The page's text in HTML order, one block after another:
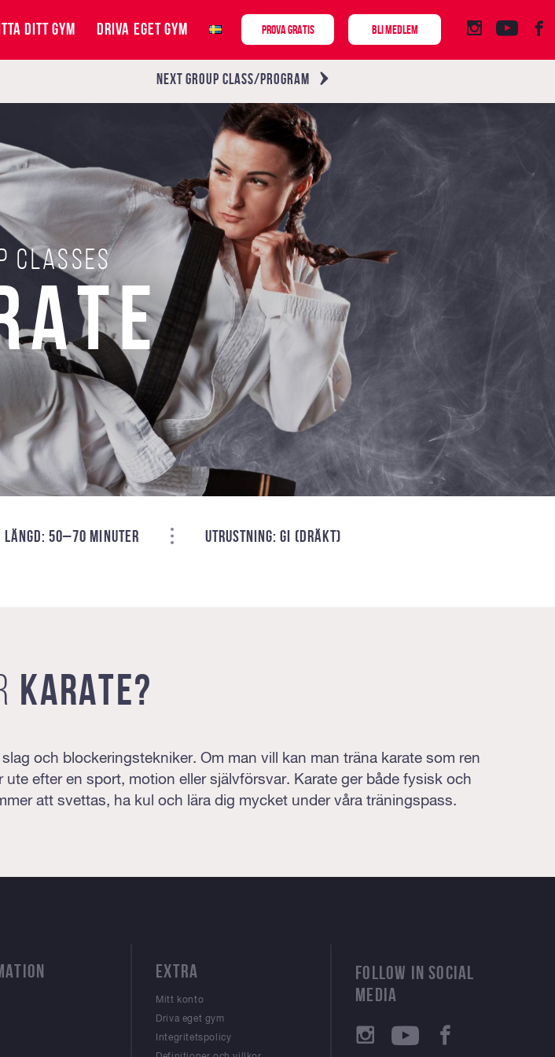
DITT GYM DRIVA EGET GYM PROVA GRATIS BLI MEDLEM
NEXTGROUP CLASS/PROGRAM
classes
LÄNGD: 50–70 MINUTER UTRUSTNING: GI (DRÄKT)
KARATE?
och blockeringstekniker. Om man vill kan man träna karate som ren
efter en sport, motion eller självförsvar. Karate ger både fysisk och
att svettas, ha kul och lära dig mycket under våra träningspass.
EXTRA
Mitt konto
Driva eget gym
Integritetspolicy
FOLLOW IN SOCIAL
MEDIA